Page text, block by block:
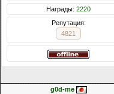
Награды: 2220
Репутация:
4821
g0d-me